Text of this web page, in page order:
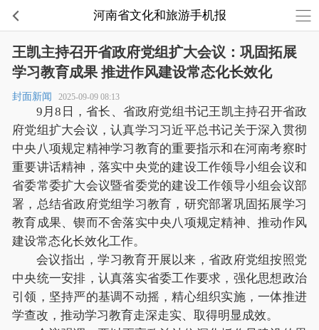
河南省文化和旅游手机报
王凯主持召开省政府党组扩大会议：巩固拓展
学习教育成果 推进作风建设常态化长效化
封面新闻 2025-09-09 08:13
9月8日，省长、省政府党组书记王凯主持召开省政
府党组扩大会议，认真学习习近平总书记关于深入贯彻
中央八项规定精神学习教育的重要指示和在河南考察时
重要讲话精神，落实中央党的建设工作领导小组会议和
省委常委扩大会议暨省委党的建设工作领导小组会议部
署，总结省政府党组学习教育，研究部署巩固拓展学习
教育成果、锲而不舍落实中央八项规定精神、推动作风
建设常态化长效化工作。
会议指出，学习教育开展以来，省政府党组按照党
中央统一安排，认真落实省委工作要求，强化思想政治
引领，坚持严的基调不动摇，精心组织实施，一体推进
学查改，推动学习教育走深走实、取得明显成效。